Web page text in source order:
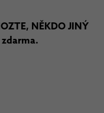
NĚKDO JINÝ